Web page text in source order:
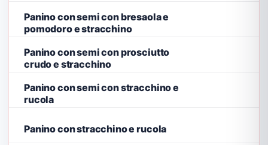
Panino con semi con bresaola e
pomodoro e stracchino
Panino con semi con prosciutto
crudo e stracchino
Panino con semi con stracchino e
rucola
Panino con stracchino e rucola